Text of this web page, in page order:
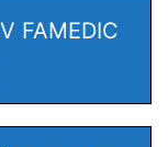
FAMEDIC